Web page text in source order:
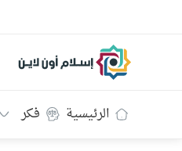
إسلام أون لاين
الرئيسية فكر